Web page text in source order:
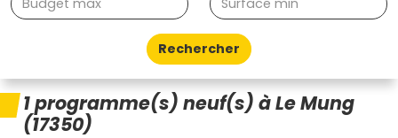
Rechercher
1 programme(s) neuf(s) à Le Mung
(17350)